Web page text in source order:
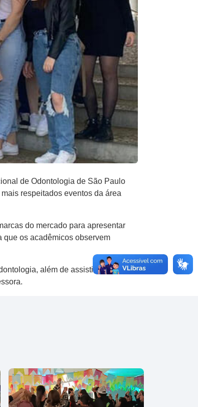
de Odontologia de São Paulo
respeitados eventos da área
do mercado para apresentar
que os acadêmicos observem
além de assistir palestras